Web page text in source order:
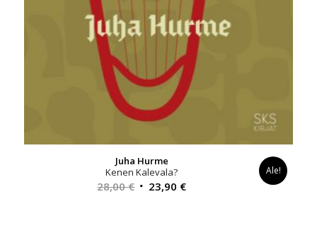
Juha Hurme
Kenen Kalevala?
28,00€ Alkuperäinen
23,90 €Nykyinen
Ale!